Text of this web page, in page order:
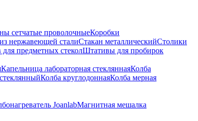
сетчатые проволочныеКоробки
нержавеющей сталиСтакан металлическийСтолики
предметных стеколШтативы для пробирок
Капельница лабораторная стекляннаяКолба
Колба круглодоннаяКолба мерная
JoanlabМагнитная мешалка